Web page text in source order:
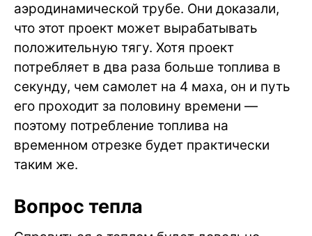
аэродинамической трубе. Они доказали,
что этот проект может вырабатывать
положительную тягу. Хотя проект
потребляет в два раза больше топлива в
секунду, чем самолет на 4 маха, он и путь
его проходит за половину времени —
поэтому потребление топлива на
временном отрезке будет практически
таким же.
Вопрос тепла